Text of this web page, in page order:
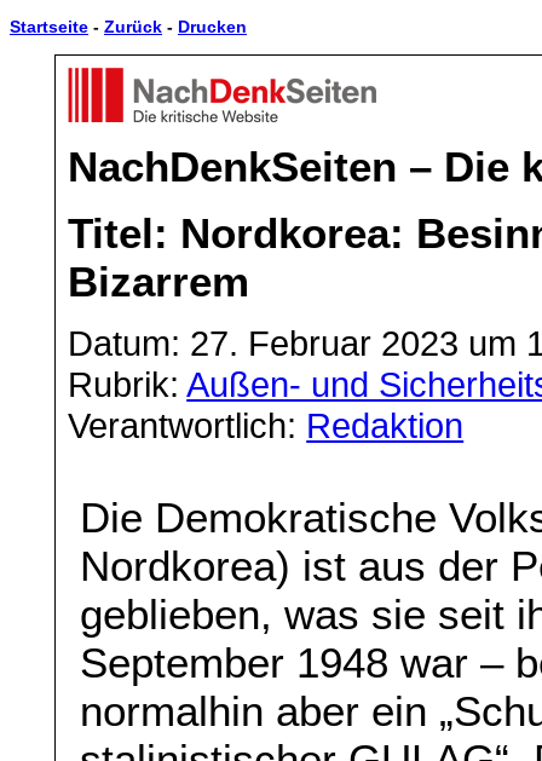
Startseite - Zurück - Drucken
NachDenkSeiten – Die
Titel: Nordkorea:
Bizarrem
Datum: 27. Februar 2023 um
Rubrik:Außen- und
Verantwortlich: Redaktion
Die Demokratische
Nordkorea) ist aus der
geblieben, was sie seit
September 1948 war –
normalhin aber ein